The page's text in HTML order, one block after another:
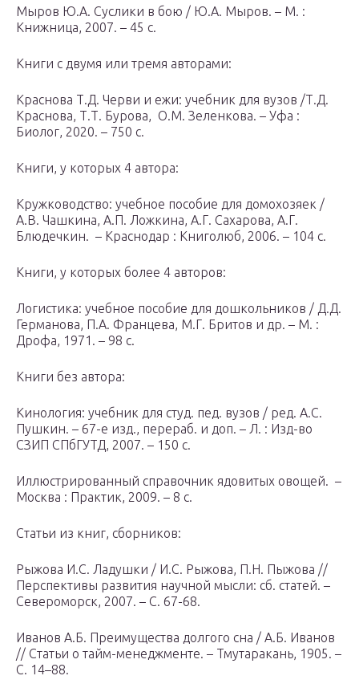
Мыров Ю.А. Суслики в бою / Ю.А. Мыров. – М. :
Книжница, 2007. – 45 с.
Книги с двумя или тремя авторами:
Краснова Т.Д. Черви и ежи: учебник для вузов /Т.Д.
Краснова, Т.Т. Бурова, О.М. Зеленкова. – Уфа :
Биолог, 2020. – 750 с.
Книги, у которых 4 автора:
Кружководство: учебное пособие для домохозяек /
А.В. Чашкина, А.П. Ложкина, А.Г. Сахарова, А.Г.
Блюдечкин. – Краснодар : Книголюб, 2006. – 104 с.
Книги, у которых более 4 авторов:
Логистика: учебное пособие для дошкольников / Д.Д.
Германова, П.А. Францева, М.Г. Бритов и др. – М. :
Дрофа, 1971. – 98 с.
Книги без автора:
Кинология: учебник для студ. пед. вузов / ред. А.С.
Пушкин. – 67-е изд., перераб. и доп. – Л. : Изд-во
СЗИП СПбГУТД, 2007. – 150 с.
Иллюстрированный справочник ядовитых овощей. –
Москва : Практик, 2009. – 8 с.
Статьи из книг, сборников:
Рыжова И.С. Ладушки / И.С. Рыжова, П.Н. Пыжова //
Перспективы развития научной мысли: сб. статей. –
Североморск, 2007. – С. 67-68.
Иванов А.Б. Преимущества долгого сна / А.Б. Иванов
// Статьи о тайм-менеджменте. – Тмутаракань, 1905. –
С. 14–88.